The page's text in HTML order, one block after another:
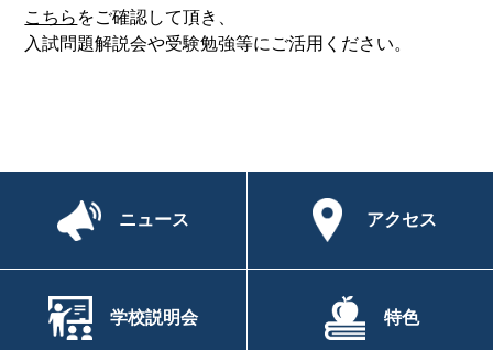
こちら をご確認して頂き、
入試問題解説会や受験勉強等にご活用ください。
ニュース アクセス
学校説明会 特色